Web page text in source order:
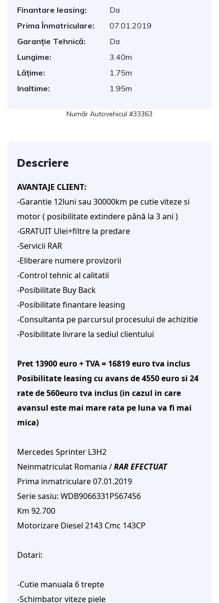
Finantare leasing:
Da
Prima Înmatriculare:
07.01.2019
Garanție Tehnică:
Da
Lungime:
3.40m
Lățime:
1.75m
Inaltime:
1.95m
Număr Autovehicul #33363
Descriere
AVANTAJE CLIENT:
-Garantie 12luni sau 30000km pe cutie viteze si
motor ( posibilitate extindere până la 3 ani )
-GRATUIT Ulei+filtre la predare
-Servicii RAR
-Eliberare numere provizorii
-Control tehnic al calitatii
-Posibilitate Buy Back
-Posibilitate finantare leasing
-Consultanta pe parcursul procesului de achizitie
-Posibilitate livrare la sediul clientului
Pret 13900 euro + TVA = 16819 euro tva inclus
Posibilitate leasing cu avans de 4550 euro si 24
rate de 560euro tva inclus (in cazul in care
avansul este mai mare rata pe luna va fi mai
mica)
Mercedes Sprinter L3H2
Neinmatriculat Romania /RAR EFECTUAT
Prima inmatriculare 07.01.2019
Serie sasiu: WDB9066331P567456
Km 92.700
Motorizare Diesel 2143 Cmc 143CP
Dotari:
-Cutie manuala 6 trepte
-Schimbator viteze piele